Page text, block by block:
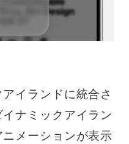
イランドに統合さ
ナミックアイラン
メーションが表示